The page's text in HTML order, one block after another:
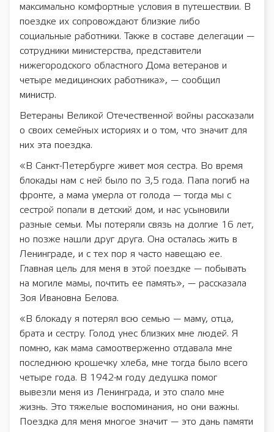
максимально комфортные условия в путешествии. В
поездке их сопровождают близкие либо
социальные работники. Также в составе делегации —
сотрудники министерства, представители
нижегородского областного Дома ветеранов и
четыре медицинских работника», — сообщил
министр.
Ветераны Великой Отечественной войны рассказали
о своих семейных историях и о том, что значит для
них эта поездка.
«В Санкт-Петербурге живет моя сестра. Во время
блокады нам с ней было по 3,5 года. Папа погиб на
фронте, а мама умерла от голода — тогда мы с
сестрой попали в детский дом, и нас усыновили
разные семьи. Мы потеряли связь на долгие 16 лет,
но позже нашли друг друга. Она осталась жить в
Ленинграде, и с тех пор я часто навещаю ее.
Главная цель для меня в этой поездке — побывать
на могиле мамы, почтить ее память», — рассказала
Зоя Ивановна Белова.
«В блокаду я потерял всю семью — маму, отца,
брата и сестру. Голод унес близких мне людей. Я
помню, как мама самоотверженно отдавала мне
последнюю крошечку хлеба, мне тогда было всего
четыре года. В 1942-м году дедушка помог
вывезли меня из Ленинграда, и это спало мне
жизнь. Это тяжелые воспоминания, но они важны.
Поездка для меня многое значит — это дань памяти